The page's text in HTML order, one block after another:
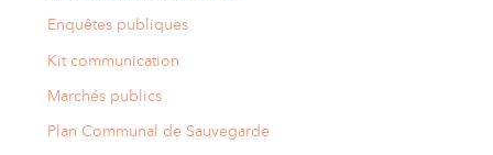
Enquêtes publiques
Kit communication
Marchés publics
Plan Communal de Sauvegarde